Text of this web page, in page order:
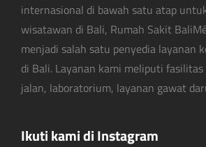
internasional di bawah satu atap
wisatawan di Bali, Rumah Sakit
menjadi salah satu penyedia layanan
di Bali. Layanan kami meliputi
jalan, laboratorium, layanan gawat
Ikuti kami di Instagram